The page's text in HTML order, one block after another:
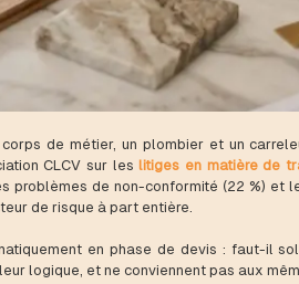
de métier, un plombier et un
CLCV sur leslitiges en matière de
de non-conformité (22 %)
de risque à part entière.
en phase de devis : faut-il
logique, et ne conviennent pas aux